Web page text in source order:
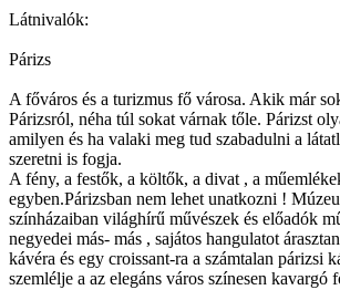
Látnivalók:
Párizs
A főváros és a turizmus fő városa. Akik már
Párizsról, néha túl sokat várnak tőle. Párizst
amilyen és ha valaki meg tud szabadulni a
szeretni is fogja.
A fény, a festők, a költők, a divat , a
egyben.Párizsban nem lehet unatkozni !
színházaiban világhírű művészek és előadók
negyedei más- más , sajátos hangulatot
kávéra és egy croissant-ra a számtalan párizsi
szemlélje a az elegáns város színesen kavargó